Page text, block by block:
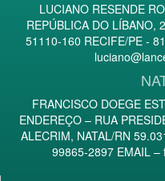
LUCIANO RESENDE
REPÚBLICA DO LÍBANO,
51110-160 RECIFE/PE -
FRANCISCO DOEGE
ENDEREÇO – RUA
ALECRIM, NATAL/RN
99865-2897 EMAIL –